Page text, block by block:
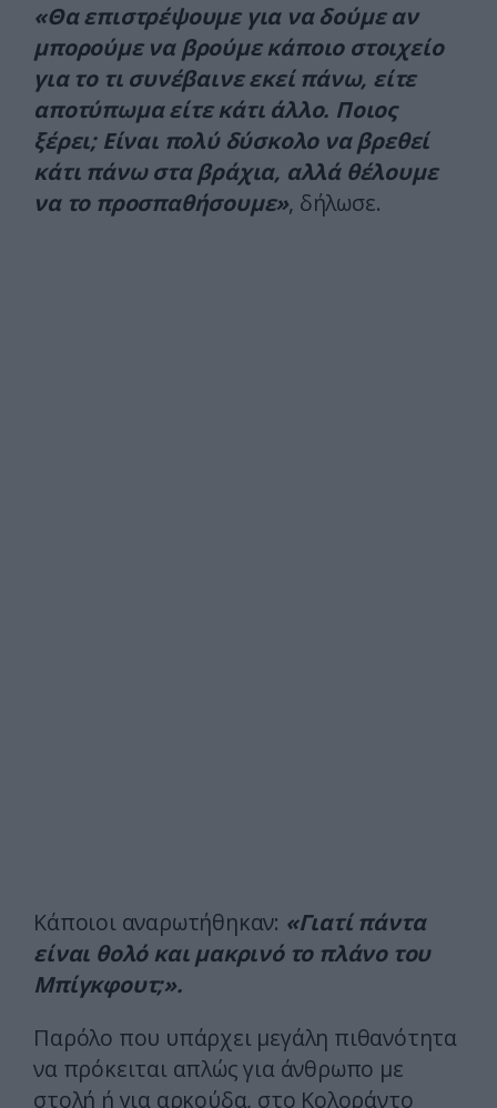
«Θα επιστρέψουμε για να δούμε αν
μπορούμε να βρούμε κάποιο στοιχείο
για το τι συνέβαινε εκεί πάνω, είτε
αποτύπωμα είτε κάτι άλλο. Ποιος
ξέρει; Είναι πολύ δύσκολο να βρεθεί
κάτι πάνω στα βράχια, αλλά θέλουμε
να το προσπαθήσουμε», δήλωσε.
Κάποιοι αναρωτήθηκαν: «Γιατί πάντα
είναι θολό και μακρινό το πλάνο του
Μπίγκφουτ;».
Παρόλο που υπάρχει μεγάλη πιθανότητα
να πρόκειται απλώς για άνθρωπο με
στολή ή για αρκούδα, στο Κολοράντο